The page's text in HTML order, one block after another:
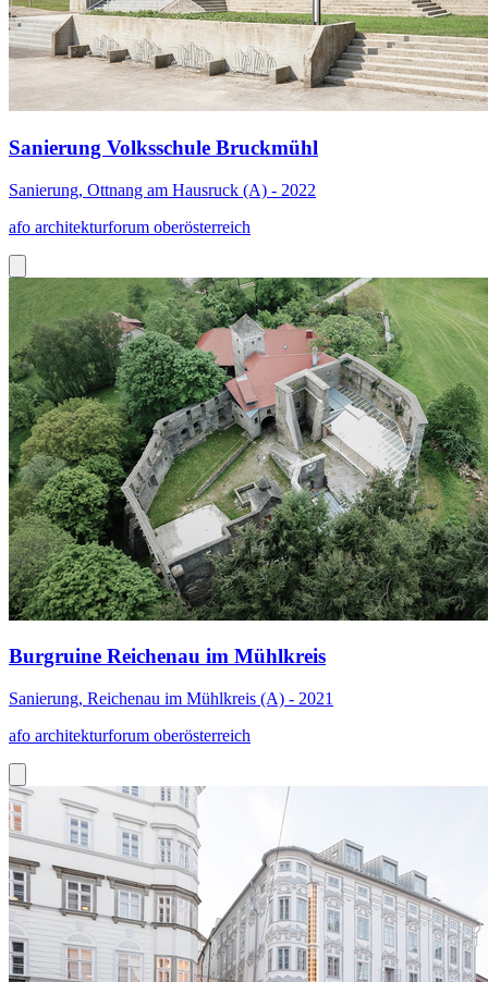
Sanierung Volksschule Bruckmühl
Sanierung, Ottnang am Hausruck (A) - 2022
afo architekturforum oberösterreich
Burgruine Reichenau im Mühlkreis
Sanierung, Reichenau im Mühlkreis (A) - 2021
afo architekturforum oberösterreich